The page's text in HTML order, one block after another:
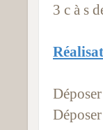
3 c à s